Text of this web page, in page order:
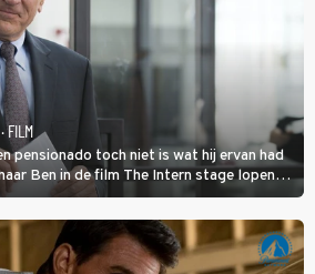
· FILM
pensionado toch niet is wat hij ervan had
Ben in de film The Intern stage lopen
Jules, wat een gouden zet blijkt te zijn.